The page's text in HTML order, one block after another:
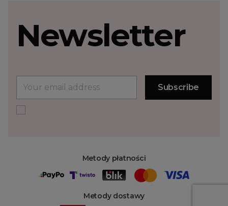
Metody płatności
Metody dostawy
Newsletter